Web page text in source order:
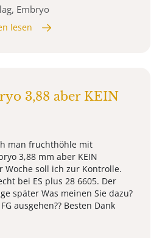
Embryo
lesen
3,88 aber KEIN
man fruchthöhle mit
3,88 mm aber KEIN
Woche soll ich zur Kontrolle.
bei ES plus 28 6605. Der
später Was meinen Sie dazu?
ausgehen?? Besten Dank